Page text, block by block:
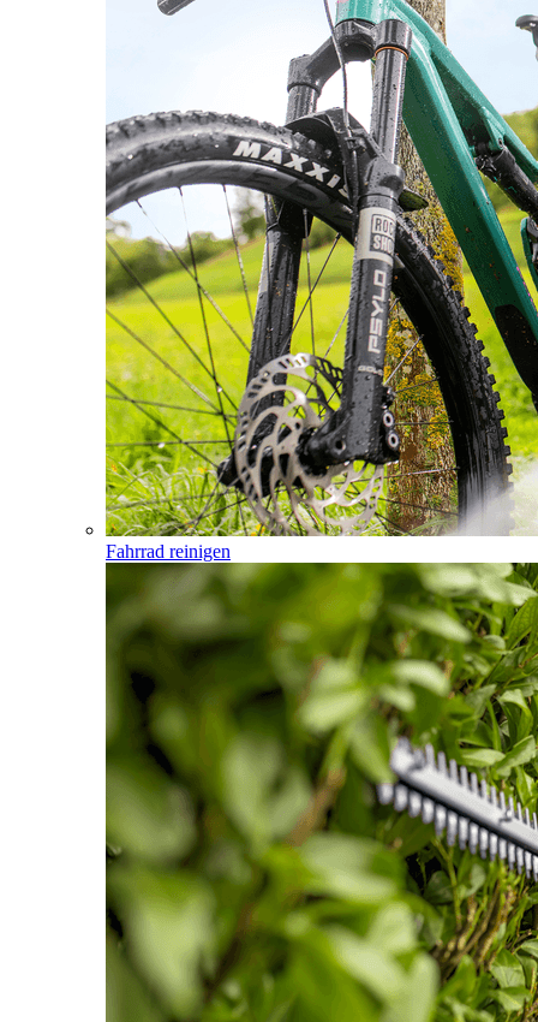
Fahrrad reinigen